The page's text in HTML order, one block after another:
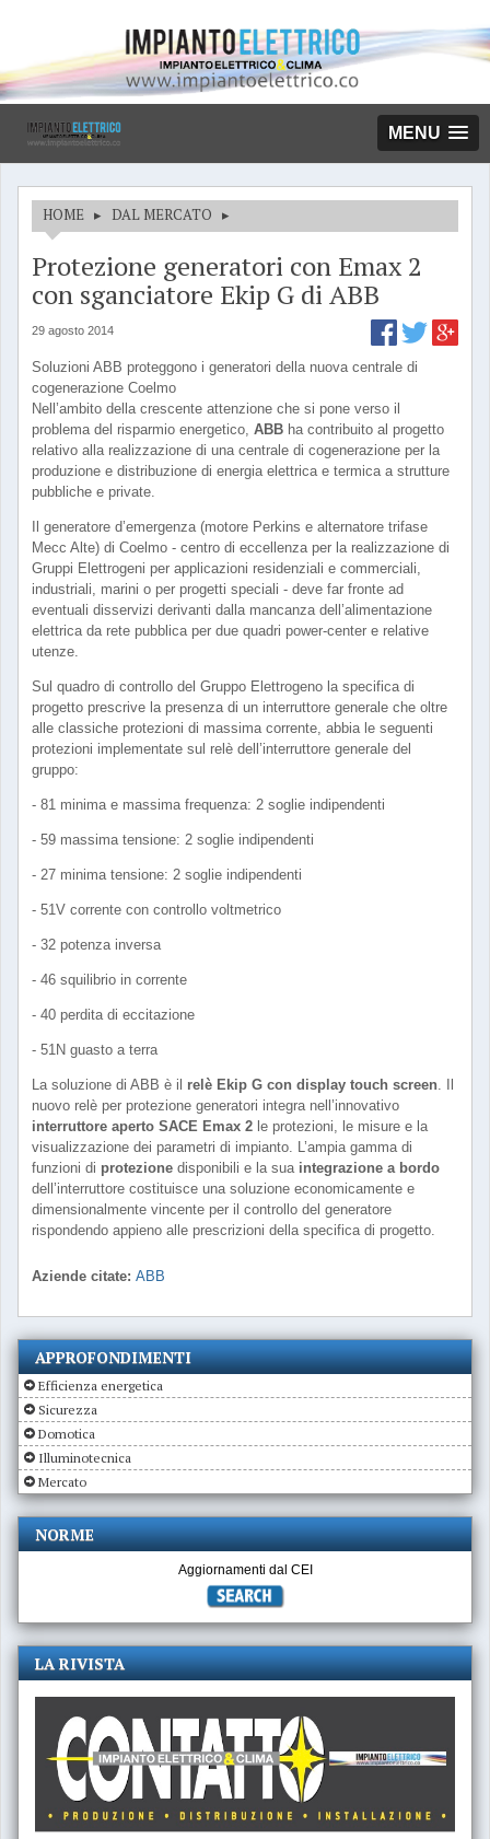
MENU
HOME ▸ DAL MERCATO ▸
Protezione generatori con Emax 2
con sganciatore Ekip G di ABB
29 agosto 2014
Soluzioni ABB proteggono i generatori della nuova centrale di
cogenerazione Coelmo
Nell’ambito della crescente attenzione che si pone verso il
problema del risparmio energetico, ABB ha contribuito al progetto
relativo alla realizzazione di una centrale di cogenerazione per la
produzione e distribuzione di energia elettrica e termica a strutture
pubbliche e private.
Il generatore d’emergenza (motore Perkins e alternatore trifase
Mecc Alte) di Coelmo - centro di eccellenza per la realizzazione di
Gruppi Elettrogeni per applicazioni residenziali e commerciali,
industriali, marini o per progetti speciali - deve far fronte ad
eventuali disservizi derivanti dalla mancanza dell’alimentazione
elettrica da rete pubblica per due quadri power-center e relative
utenze.
Sul quadro di controllo del Gruppo Elettrogeno la specifica di
progetto prescrive la presenza di un interruttore generale che oltre
alle classiche protezioni di massima corrente, abbia le seguenti
protezioni implementate sul relè dell’interruttore generale del
gruppo:
- 81 minima e massima frequenza: 2 soglie indipendenti
- 59 massima tensione: 2 soglie indipendenti
- 27 minima tensione: 2 soglie indipendenti
- 51V corrente con controllo voltmetrico
- 32 potenza inversa
- 46 squilibrio in corrente
- 40 perdita di eccitazione
- 51N guasto a terra
La soluzione di ABB è il relè Ekip G con display touch screen. Il
nuovo relè per protezione generatori integra nell’innovativo
interruttore aperto SACE Emax 2 le protezioni, le misure e la
visualizzazione dei parametri di impianto. L’ampia gamma di
funzioni di protezione disponibili e la sua integrazione a bordo
dell’interruttore costituisce una soluzione economicamente e
dimensionalmente vincente per il controllo del generatore
rispondendo appieno alle prescrizioni della specifica di progetto.
Aziende citate: ABB
APPROFONDIMENTI
Efficienza energetica
Sicurezza
Domotica
Illuminotecnica
Mercato
NORME
Aggiornamenti dal CEI
LA RIVISTA